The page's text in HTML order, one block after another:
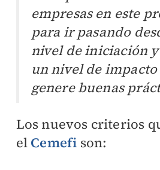
empresas en este
para ir pasando
nivel de iniciación
un nivel de impacto
genere buenas
Los nuevos criterios
el Cemefi son: